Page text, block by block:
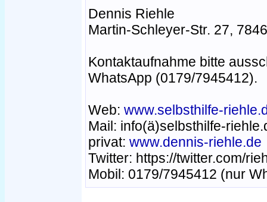
Dennis Riehle
Martin-Schleyer-Str. 27,
Kontaktaufnahme bitte
WhatsApp (0179/7945412).
Web: www.selbsthilfe-
Mail: info(ä)selbsthilfe-
privat: www.dennis-riehle.de
Twitter: https://twitter.com/
Mobil: 0179/7945412 (nur